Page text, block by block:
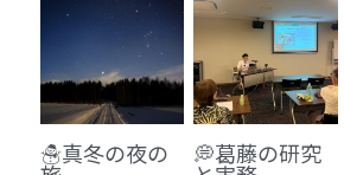
🙌自傷・他害・パニックは防げ
🏫社会福祉法人ぐらんま
🛒Learn More!（商品）
☃️真冬の夜の 💭葛藤の研究